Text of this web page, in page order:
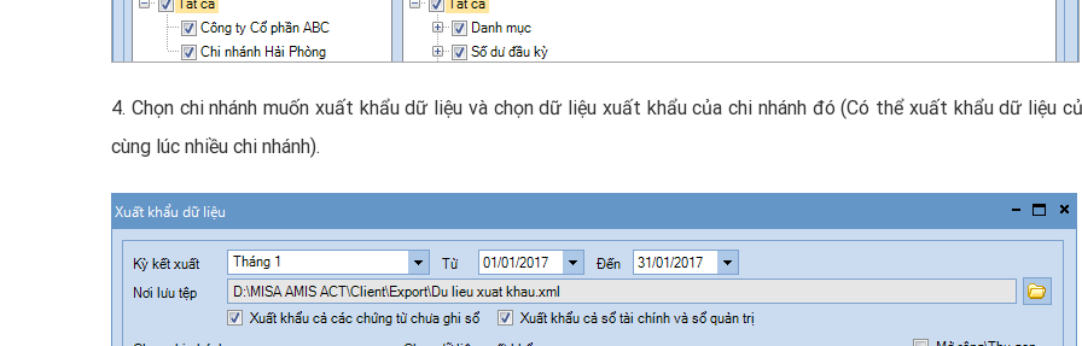
4. Chọn chi nhánh muốn xuất khẩu dữ liệu và chọn dữ liệu xuất khẩu của chi nhánh đó (Có thể xuất khẩu dữ liệu
cùng lúc nhiều chi nhánh).